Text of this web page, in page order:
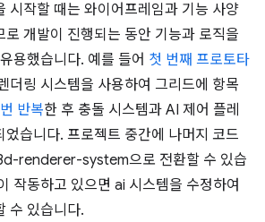
시작할 때는 와이어프레임과 기능 사양
로 개발이 진행되는 동안 기능과 로직을
용했습니다. 예를 들어 첫 번째 프로토타
더링 시스템을 사용하여 그리드에 항목
반복한 후 충돌 시스템과 AI 제어 플레
었습니다. 프로젝트 중간에 나머지 코드
renderer-system으로 전환할 수 있습
작동하고 있으면 ai 시스템을 수정하여
수 있습니다.